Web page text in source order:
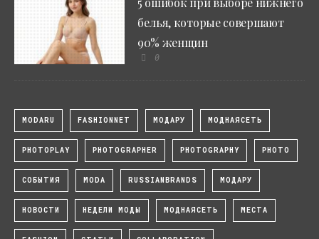
белья, которые совершают
90% женщин
0
MODARU FASHIONNET МОДАРУ МОДНАЯСЕТЬ
PHOTOPLAY PHOTOGRAPHER PHOTOGRAPHY PHOTO
СОБЫТИЯ MODA RUSSIANBRANDS МОДАРУ
НОВОСТИ НЕДЕЛИ МОДЫ МОДНАЯСЕТЬ МЕСТА